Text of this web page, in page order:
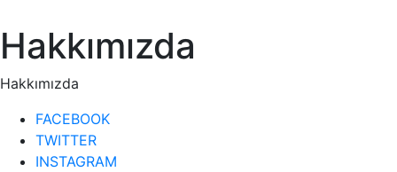
Hakkımızda
Hakkımızda
FACEBOOK
TWITTER
INSTAGRAM